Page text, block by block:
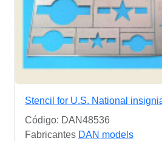
Stencil for U.S. National
Código: DAN48536
Fabricantes DAN models